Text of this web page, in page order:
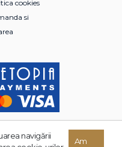
cookies
si
drepturile rezervate.
navigării
Am